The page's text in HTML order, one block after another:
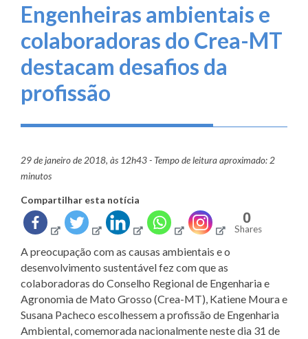
Engenheiras ambientais e
colaboradoras do Crea-MT
destacam desafios da
profissão
29 de janeiro de 2018, às 12h43 - Tempo de leitura aproximado: 2
minutos
Compartilhar esta notícia
0
Shares
A preocupação com as causas ambientais e o
desenvolvimento sustentável fez com que as
colaboradoras do Conselho Regional de Engenharia e
Agronomia de Mato Grosso (Crea-MT), Katiene Moura e
Susana Pacheco escolhessem a profissão de Engenharia
Ambiental, comemorada nacionalmente neste dia 31 de